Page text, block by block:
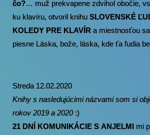
čo?… muž prekvapene zdvihol obočie,
ku klavíru, otvoril knihu SLOVENSKÉ
KOLEDY PRE KLAVÍR a miestnosťou
piesne Láska, bože, láska, kde ťa ľudia
Streda 12.02.2020
Knihy s nasledujúcimi názvami som si
rokov 2019 a 2020 :)
21 DNÍ KOMUNIKÁCIE S ANJELMI mi